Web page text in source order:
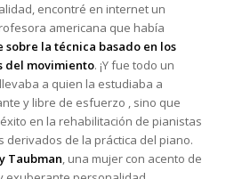
encontré en internet un
americana que había
sobre la técnica basado en los
del movimiento. ¡Y fue todo un
a quien la estudiaba a
y libre de esfuerzo , sino que
en la rehabilitación de pianistas
derivados de la práctica del piano.
Taubman, una mujer con acento de